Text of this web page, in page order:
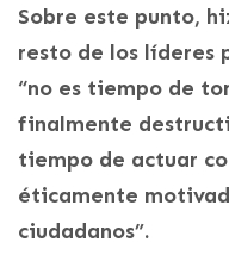
Sobre este punto,
resto de los líderes
“no es tiempo de
finalmente
tiempo de actuar
éticamente
ciudadanos”.